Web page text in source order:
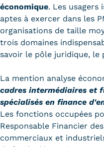
économique. Les
aptes à exercer dans les
organisations de taille
trois domaines
savoir le pôle juridique, le
La mention analyse
cadres intermédiaires et
spécialisés en finance
Les fonctions occupées
Responsable Financier
commerciaux et